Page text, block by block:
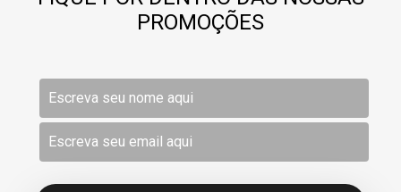
PROMOÇÕES